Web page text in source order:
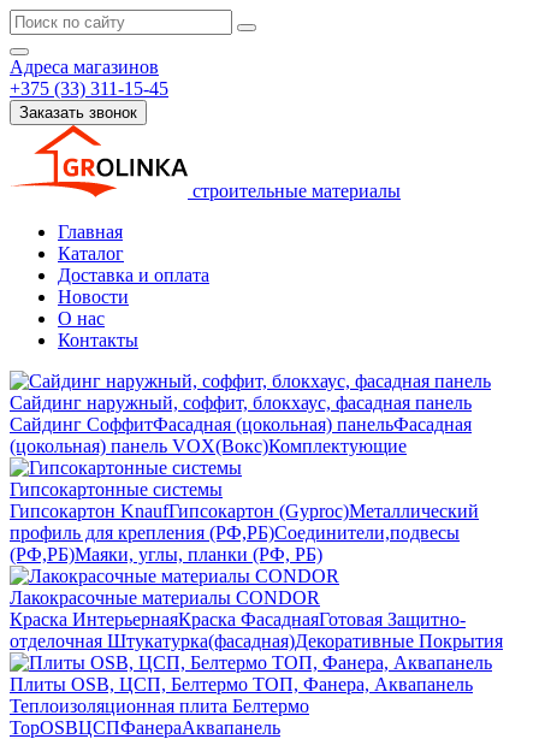
Адреса магазинов
+375 (33) 311-15-45
Заказать звонок
строительные материалы
Главная
Каталог
Доставка и оплата
Новости
О нас
Контакты
Сайдинг наружный, соффит, блокхаус, фасадная панель
Сайдинг СоффитФасадная (цокольная) панельФасадная
(цокольная) панель VOX(Вокс)Комплектующие
Гипсокартонные системы
Гипсокартон KnaufГипсокартон (Gyproc)Металлический
профиль для крепления (РФ,РБ)Соединители,подвесы
(РФ,РБ)Маяки, углы, планки (РФ, РБ)
Лакокрасочные материалы CONDOR
Краска ИнтерьернаяКраска ФасаднаяГотовая Защитно-
отделочная Штукатурка(фасадная)Декоративные Покрытия
Плиты OSB, ЦСП, Белтермо ТОП, Фанера, Аквапанель
Теплоизоляционная плита Белтермо
TopOSBЦСПФанераАквапанель